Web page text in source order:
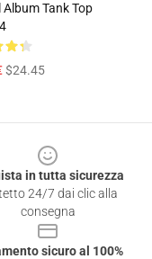
Album Tank Top
$24.45
in tutta sicurezza
24/7 dai clic alla
consegna
sicuro al 100%